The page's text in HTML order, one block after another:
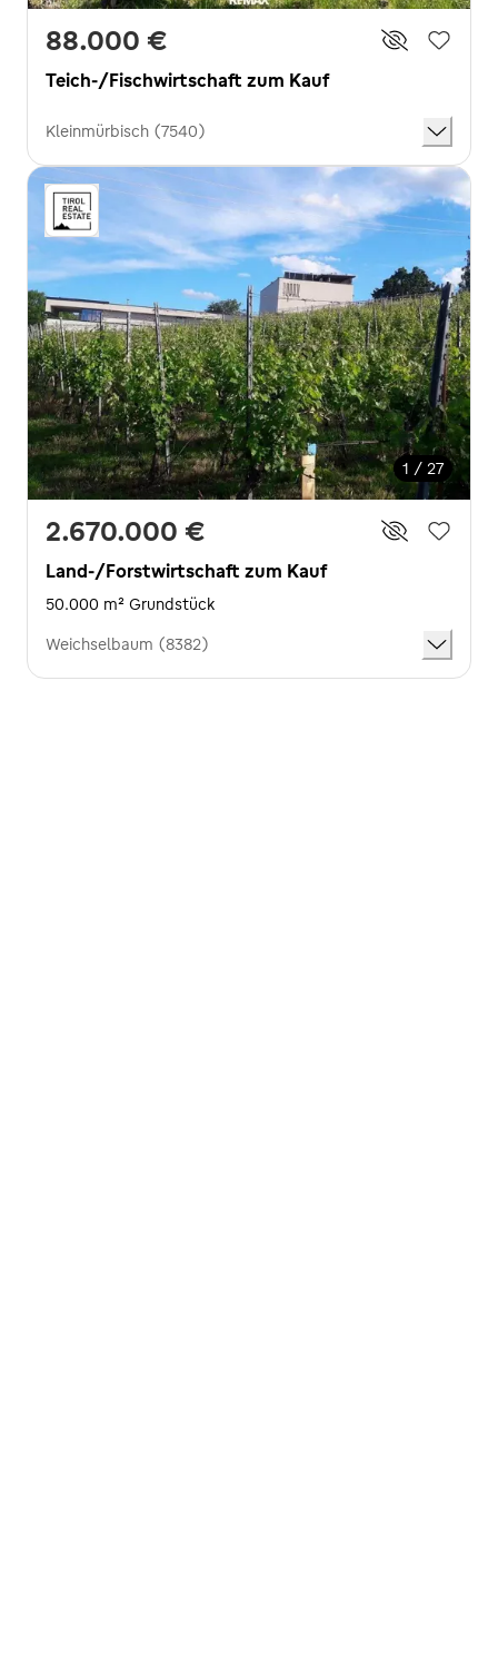
88.000 €
Teich-/Fischwirtschaft zum Kauf
Kleinmürbisch (7540)
1 / 27
2.670.000 €
Land-/Forstwirtschaft zum Kauf
50.000 m² Grundstück
Weichselbaum (8382)